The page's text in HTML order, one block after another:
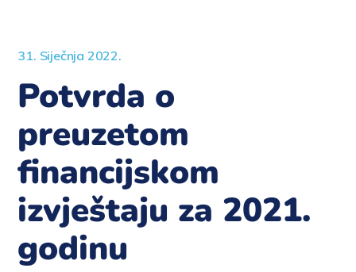
31. Siječnja 2022.
Potvrda o
preuzetom
financijskom
izvještaju za 2021.
godinu